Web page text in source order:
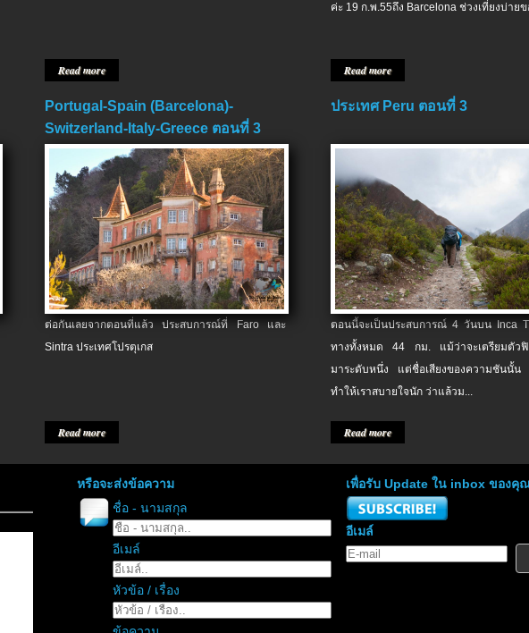
Read more
ค่ะ 19 ก.พ.​55ถึง Barcelona ช่วงเที่ยงบ่ายข
Read more
Portugal-Spain (Barcelona)-
Switzerland-Italy-Greece ตอนที่ 3
ต่อกันเลยจากตอนที่แล้ว ประสบการณ์ที่ Faro และ
Sintra ประเทศโปรตุเกส
Read more
ประเทศ Peru ตอนที่ 3
ตอนนี้จะเป็นประสบการณ์ 4 วันบน Inca
ทางทั้งหมด 44 กม. แม้ว่าจะเตรียมตัวฟิ
มาระดับหนึ่ง แต่ชื่อเสียงของความชันนั้น
ทำให้เราสบายใจนัก ว่าแล้วม...
Read more
หรือจะส่งข้อความ
ชื่อ - นามสกุล
อีเมล์
หัวข้อ / เรื่อง
เพื่อรับ Update ใน inbox ของคุ
อีเมล์